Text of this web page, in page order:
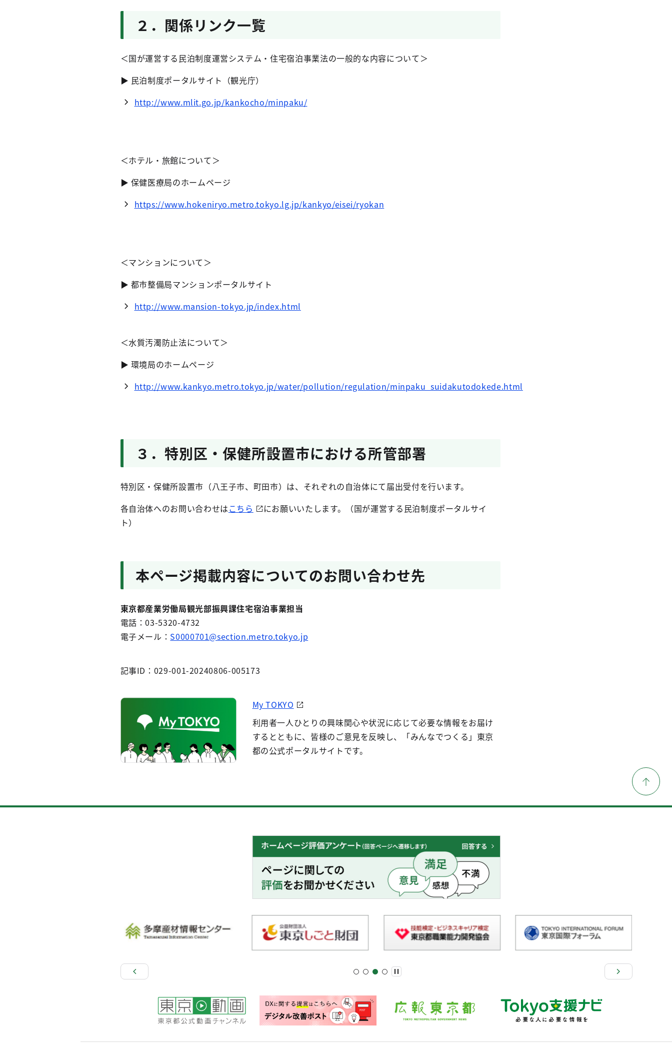
２．関係リンク一覧
＜国が運営する民泊制度運営システム・住宅宿泊事業法の一般的な内容について＞
▶ 民泊制度ポータルサイト（観光庁）
http://www.mlit.go.jp/kankocho/minpaku/
＜ホテル・旅館について＞
▶ 保健医療局のホームページ
https://www.hokeniryo.metro.tokyo.lg.jp/kankyo/eisei/ryokan
＜マンションについて＞
▶ 都市整備局マンションポータルサイト
http://www.mansion-tokyo.jp/index.html
＜水質汚濁防止法について＞
▶ 環境局のホームページ
http://www.kankyo.metro.tokyo.jp/water/pollution/regulation/minpaku_suidakutodokede.html
３．特別区・保健所設置市における所管部署
特別区・保健所設置市（八王子市、町田市）は、それぞれの自治体にて届出受付を行います。
各自治体へのお問い合わせはこちら
にお願いいたします。（国が運営する民泊制度ポータルサイ
ト）
本ページ掲載内容についてのお問い合わせ先
東京都産業労働局観光部振興課住宅宿泊事業担当
電話：03-5320-4732
電子メール： S0000701@section.metro.tokyo.jp
記事ID：029-001-20240806-005173
My TOKYO
利用者一人ひとりの興味関心や状況に応じて必要な情報をお届け
するとともに、皆様のご意見を反映し、「みんなでつくる」東京
都の公式ポータルサイトです。